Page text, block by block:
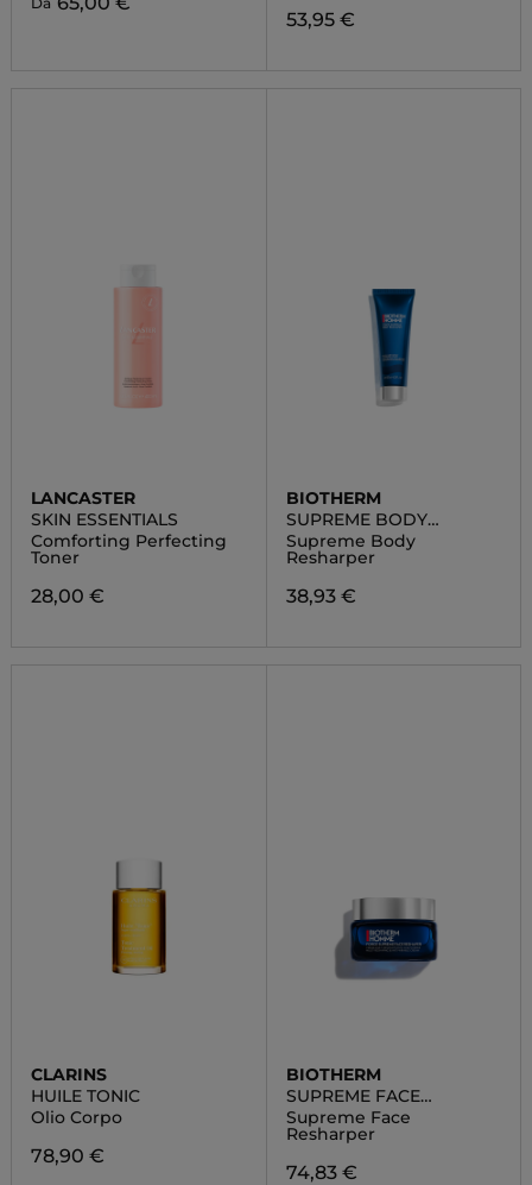
53,95 €
LANCASTER
SKIN ESSENTIALS
Comforting Perfecting
Toner
28,00 €
BIOTHERM
SUPREME BODY
RESHAPER
Supreme Body
Resharper
38,93 €
CLARINS
HUILE TONIC
Olio Corpo
78,90 €
BIOTHERM
SUPREME FACE
RESHAPER
Supreme Face
Resharper
74,83 €